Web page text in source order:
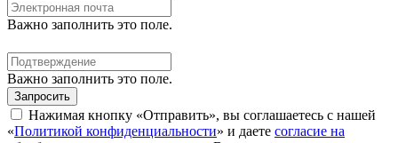
Важно заполнить это поле.
Важно заполнить это поле.
Запросить
Нажимая кнопку «Отправить», вы соглашаетесь с нашей
«Политикой конфиденциальности» и даете согласие на